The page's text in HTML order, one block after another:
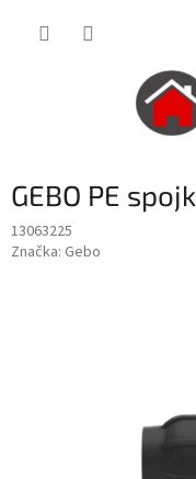
GEBO PE
13063225
Značka: Gebo